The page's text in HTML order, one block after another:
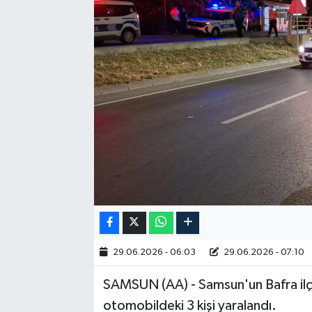
29.06.2026 - 06:03 29.06.2026 - 07:10
SAMSUN (AA) - Samsun'un Bafra
otomobildeki 3 kişi yaralandı.
RESMİ İLAN